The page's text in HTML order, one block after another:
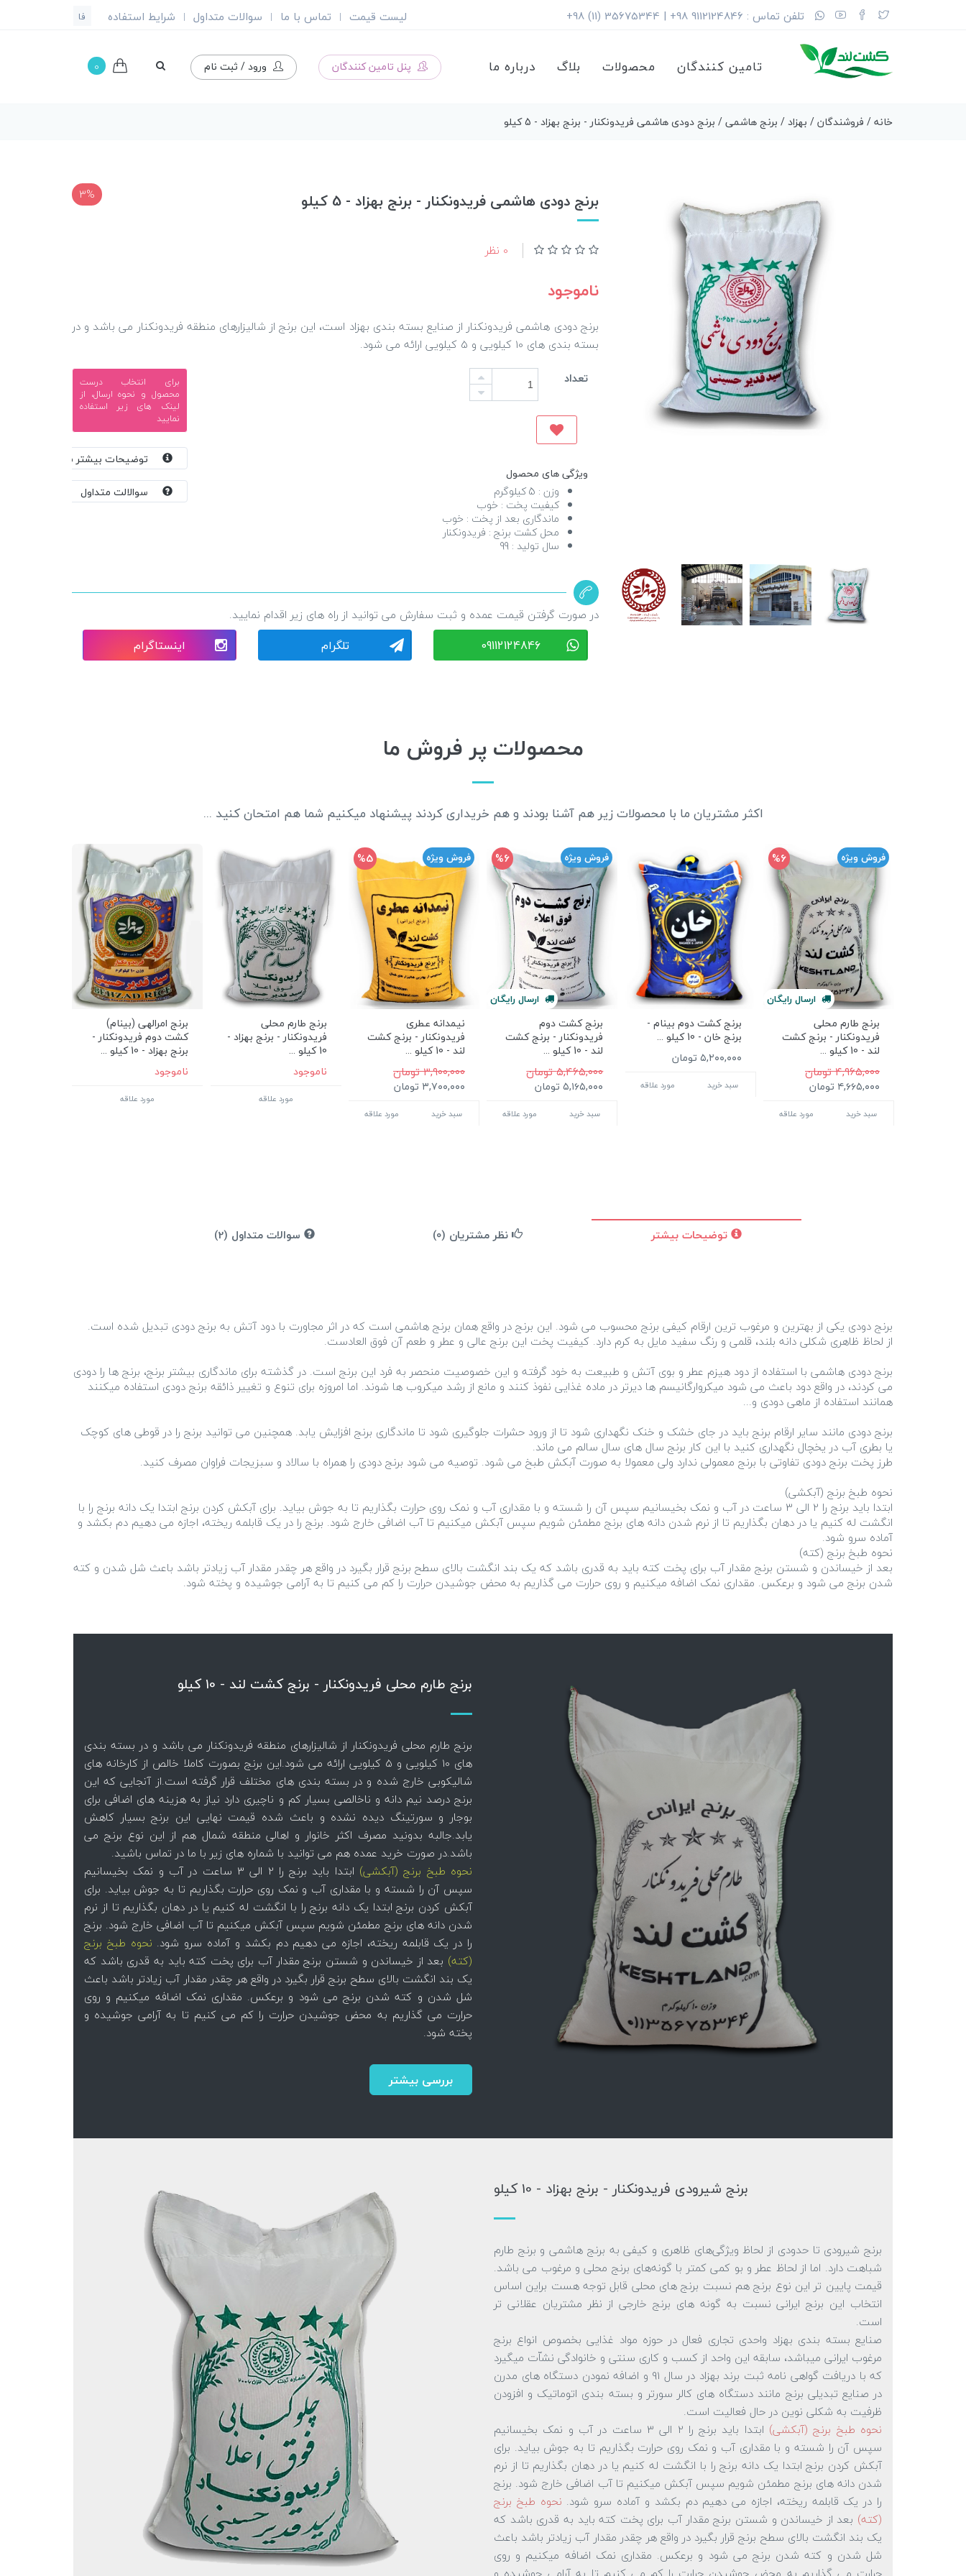
تلفن تماس : 9112124846 98+ | 35675344 (11) 98+ لیست قیمت | تماس با ما | سوالات متداول | شرایط استفاده فا
تامین کنندگان محصولات بلاگ درباره ما پنل تامین کنندگان ورود / ثبت نام 0
خانه/ فروشندگان/ بهزاد/ برنج هاشمی/ برنج دودی هاشمی فریدونکنار - برنج بهزاد - 5 کیلو
برنج دودی هاشمی فریدونکنار - برنج بهزاد - 5 کیلو 3%
0 نظر
ناموجود
برنج دودی هاشمی فریدونکنار از صنایع بسته بندی بهزاد است، این برنج از شالیزارهای منطقه فریدونکنار می باشد و در
بسته بندی های 10 کیلویی و 5 کیلویی ارائه می شود.
تعداد
ویژگی های محصول
وزن : 5 کیلوگرم
کیفیت پخت : خوب
ماندگاری بعد از پخت : خوب
محل کشت برنج : فریدونکنار
سال تولید : 99
برای انتخاب درست
محصول و نحوه ارسال، از
لینک های زیر استفاده
نمایید
توضیحات بیشتر محصول
سوالالت متداول
در صورت گرفتن قیمت عمده و ثبت سفارش می توانید از راه های زیر اقدام نمایید.
09112124846 تلگرام اینستاگرام
محصولات پر فروش ما
اکثر مشتریان ما با محصولات زیر هم آشنا بودند و هم خریداری کردند پیشنهاد میکنیم شما هم امتحان کنید ...
فروش ویژه %6
ارسالرایگان
برنج طارم محلی
فریدونکنار - برنج کشت
لند - 10 کیلو ...
۴,۹۶۵,۰۰۰ تومان
۴,۶۶۵,۰۰۰ تومان
سبد خرید مورد علاقه
برنج کشت دوم بینام -
برنج خان - 10 کیلو ...
۵,۲۰۰,۰۰۰ تومان
سبد خرید مورد علاقه
فروش ویژه %6
ارسالرایگان
برنج کشت دوم
فریدونکنار - برنج کشت
لند - 10 کیلو ...
۵,۴۶۵,۰۰۰ تومان
۵,۱۶۵,۰۰۰ تومان
سبد خرید مورد علاقه
فروش ویژه %5
نیمدانه عطری
فریدونکنار - برنج کشت
لند - 10 کیلو ...
۳,۹۰۰,۰۰۰ تومان
۳,۷۰۰,۰۰۰ تومان
سبد خرید مورد علاقه
برنج طارم محلی
فریدونکنار - برنج بهزاد -
10 کیلو ...
ناموجود
مورد علاقه
برنج امرالهی (بینام)
کشت دوم فریدونکنار -
برنج بهزاد - 10 کیلو ...
ناموجود
مورد علاقه
توضیحات بیشتر نظر مشتریان (0) سوالات متداول (2)
برنج دودی هاشمی با استفاده از دود هیزم عطر و بوی آتش و طبیعت به خود گرفته و این خصوصیت منحصر به فرد این برنج است. در گذشته برای ماندگاری بیشتر برنج، برنج ها را دودی
می کردند، در واقع دود باعث می شود میکروارگانیسم ها دیرتر در ماده غذایی نفوذ کنند و مانع از رشد میکروب ها شوند. اما امروزه برای تنوع و تغییر ذائقه برنج دودی استفاده میکنند
برنج دودی مانند سایر ارقام برنج باید در جای خشک و خنک نگهداری شود تا از ورود حشرات جلوگیری شود تا ماندگاری برنج افزایش یابد. همچنین می توانید برنج را در قوطی های کوچک
ابتدا باید برنج را 2 الی 3 ساعت در آب و نمک بخیسانیم سپس آن را شسته و با مقداری آب و نمک روی حرارت بگذاریم تا به جوش بیاید. برای آبکش کردن برنج ابتدا یک دانه برنج را با
انگشت له کنیم یا در دهان بگذاریم تا از نرم شدن دانه های برنج مطمئن شویم سپس آبکش میکنیم تا آب اضافی خارج شود. برنج را در یک قابلمه ریخته، اجازه می دهیم دم بکشد و
بعد از خیساندن و شستن برنج مقدار آب برای پخت کته باید به قدری باشد که یک بند انگشت بالای سطح برنج قرار بگیرد در واقع هر چقدر مقدار آب زیادتر باشد باعث شل شدن و کته
شدن برنج می شود و برعکس. مقداری نمک اضافه میکنیم و روی حرارت می گذاریم به محض جوشیدن حرارت را کم می کنیم تا به آرامی جوشیده و پخته شود.
برنج طارم محلی فریدونکنار - برنج کشت لند - 10 کیلو
برنج طارم محلی فریدونکنار از شالیزارهای منطقه فریدونکنار می باشد و در بسته بندی
های 10 کیلویی و 5 کیلویی ارائه می شود.این برنج بصورت کاملا خالص از کارخانه های
شالیکوبی خارج شده و در بسته بندی های مختلف قرار گرفته است.از آنجایی که این
برنج درصد نیم دانه و ناخالصی بسیار کم و ناچیری دارد نیاز به هزینه های اضافی برای
بوجار و سورتینگ دیده نشده و باعث شده قیمت نهایی این برنج بسیار کاهش
یابد.جالبه بدونید مصرف اکثر خانوار و اهالی منطقه شمال هم از این نوع برنج می
باشد.در صورت خرید عمده هم می توانید با شماره های زیر با ما در تماس باشید.
نحوه طبخ برنج (آبکشی)
ابتدا باید برنج را 2 الی 3 ساعت در آب و نمک بخیسانیم
سپس آن را شسته و با مقداری آب و نمک روی حرارت بگذاریم تا به جوش بیاید. برای
آبکش کردن برنج ابتدا یک دانه برنج را با انگشت له کنیم یا در دهان بگذاریم تا از نرم
شدن دانه های برنج مطمئن شویم سپس آبکش میکنیم تا آب اضافی خارج شود. برنج
را در یک قابلمه ریخته، اجازه می دهیم دم بکشد و آماده سرو شود. نحوه طبخ برنج
(کته) بعد از خیساندن و شستن برنج مقدار آب برای پخت کته باید به قدری باشد که
یک بند انگشت بالای سطح برنج قرار بگیرد در واقع هر چقدر مقدار آب زیادتر باشد باعث
شل شدن و کته شدن برنج می شود و برعکس. مقداری نمک اضافه میکنیم و روی
حرارت می گذاریم به محض جوشیدن حرارت را کم می کنیم تا به آرامی جوشیده و
پخته شود.
بررسی بیشتر
برنج شیرودی فریدونکنار - برنج بهزاد - 10 کیلو
برنج شیرودی تا حدودی از لحاظ ویژگی‌های ظاهری و کیفی به برنج هاشمی و برنج طارم
شباهت دارد. اما از لحاظ عطر و بو کمی کمتر با گونه‌های برنج محلی و مرغوب می باشد.
قیمت پایین تر این نوع برنج هم نسبت برنج های محلی قابل توجه هست براین اساس
انتخاب این برنج ایرانی نسبت به گونه های برنج خارجی از نظر مشتریان عقلانی تر
است.
صنایع بسته بندی بهزاد واحدی تجاری فعال در حوزه مواد غذایی بخصوص انواع برنج
مرغوب ایرانی میباشد، سابقه این واحد از کسب و کاری سنتی و خانوادگی نشاّت میگیرد
که با دریافت گواهی نامه ثبت برند بهزاد در سال 91 و اضافه نمودن دستگاه های مدرن
در صنایع تبدیلی برنج مانند دستگاه های کالر سورتر و بسته بندی اتوماتیک و افزودن
ظرفیت به شکلی نوین در حال فعالیت است.
نحوه طبخ برنج (آبکشی)
ابتدا باید برنج را 2 الی 3 ساعت در آب و نمک بخیسانیم
سپس آن را شسته و با مقداری آب و نمک روی حرارت بگذاریم تا به جوش بیاید. برای
آبکش کردن برنج ابتدا یک دانه برنج را با انگشت له کنیم یا در دهان بگذاریم تا از نرم
شدن دانه های برنج مطمئن شویم سپس آبکش میکنیم تا آب اضافی خارج شود. برنج
را در یک قابلمه ریخته، اجازه می دهیم دم بکشد و آماده سرو شود. نحوه طبخ برنج
(کته) بعد از خیساندن و شستن برنج مقدار آب برای پخت کته باید به قدری باشد که
یک بند انگشت بالای سطح برنج قرار بگیرد در واقع هر چقدر مقدار آب زیادتر باشد باعث
شل شدن و کته شدن برنج می شود و برعکس. مقداری نمک اضافه میکنیم و روی